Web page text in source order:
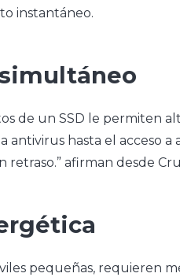
instantáneo.
de un SSD le permiten
antivirus hasta el acceso
afirman desde
pequeñas, requieren